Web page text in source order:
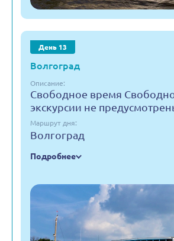
День 13
Волгоград
Описание:
Свободное время
экскурсии не
Маршрут дня:
Волгоград
Подробнее